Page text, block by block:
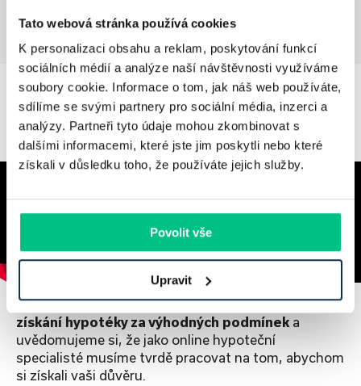
Tato webová stránka používá cookies
K personalizaci obsahu a reklam, poskytování funkcí
sociálních médií a analýze naší návštěvnosti využíváme
soubory cookie. Informace o tom, jak náš web používáte,
sdílíme se svými partnery pro sociální média, inzerci a
analýzy. Partneři tyto údaje mohou zkombinovat s
dalšími informacemi, které jste jim poskytli nebo které
získali v důsledku toho, že používáte jejich služby.
Povolit vše
Upravit
O hyponamíru
Chceme vámzpříjemnit, zjednodušit a zrychlit
získání hypotéky za výhodných podmínek a
uvědomujeme si, že jako online hypoteční
specialisté musíme tvrdě pracovat na tom, abychom
si získali vaši důvěru.